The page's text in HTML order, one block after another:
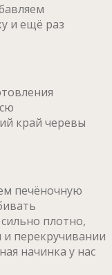
и ещё раз
край черевы
печёночную
плотно,
перекручивании
начинка у нас